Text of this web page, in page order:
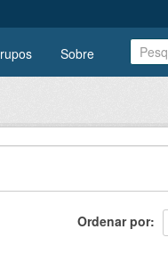
Sobre
Ordenar por